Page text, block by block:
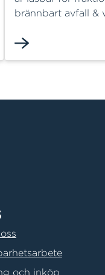
brännbart avfall &
praktisk container
alltid har tillgång
och inköp